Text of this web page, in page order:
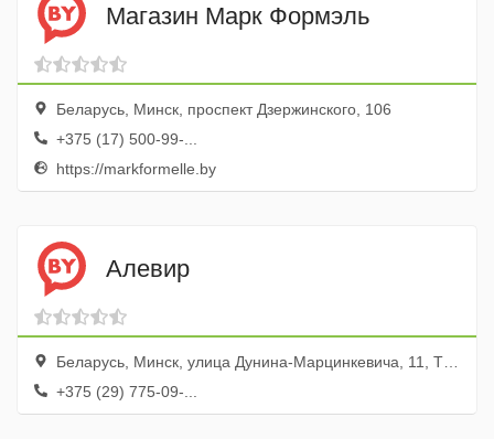
Магазин Марк Формэль
Беларусь, Минск, проспект Дзержинского, 106
+375 (17) 500-99-...
https://markformelle.by
Алевир
Беларусь, Минск, улица Дунина-Марцинкевича, 11, ТЦ Раковский Кирмаш, пав. 76
+375 (29) 775-09-...